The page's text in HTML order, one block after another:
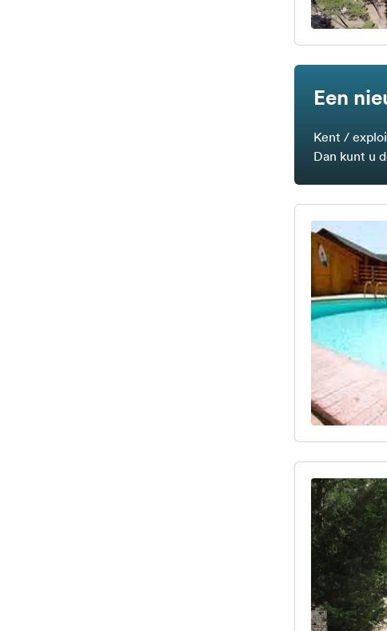
Een
Kent /
Dan kunt u